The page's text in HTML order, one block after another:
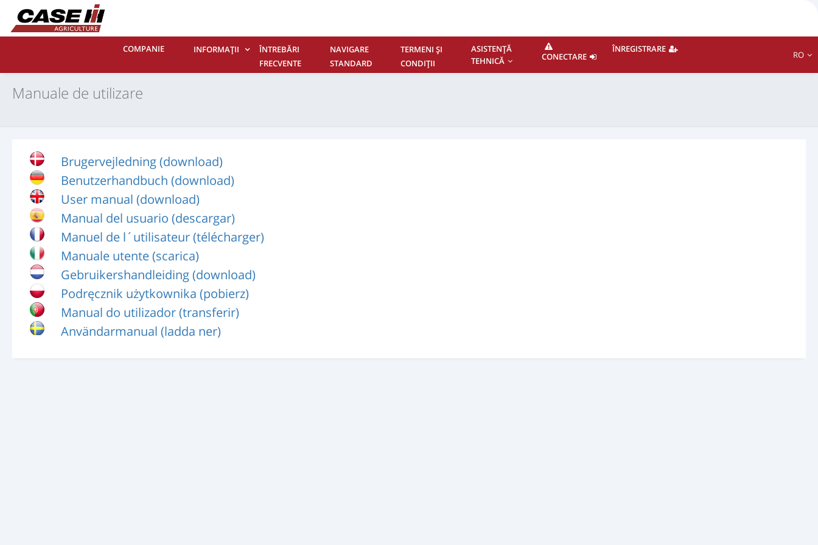
COMPANIE INFORMAŢII
ÎNTREBĂRI
FRECVENTE
NAVIGARE
STANDARD
TERMENI ŞI
CONDIŢII
ASISTENŢĂ
TEHNICĂ
CONECTARE
ÎNREGISTRARE
RO
Manuale de utilizare
Brugervejledning (download)
Benutzerhandbuch (download)
User manual (download)
Manual del usuario (descargar)
Manuel de l´utilisateur (télécharger)
Manuale utente (scarica)
Gebruikershandleiding (download)
Podręcznik użytkownika (pobierz)
Manual do utilizador (transferir)
Användarmanual (ladda ner)